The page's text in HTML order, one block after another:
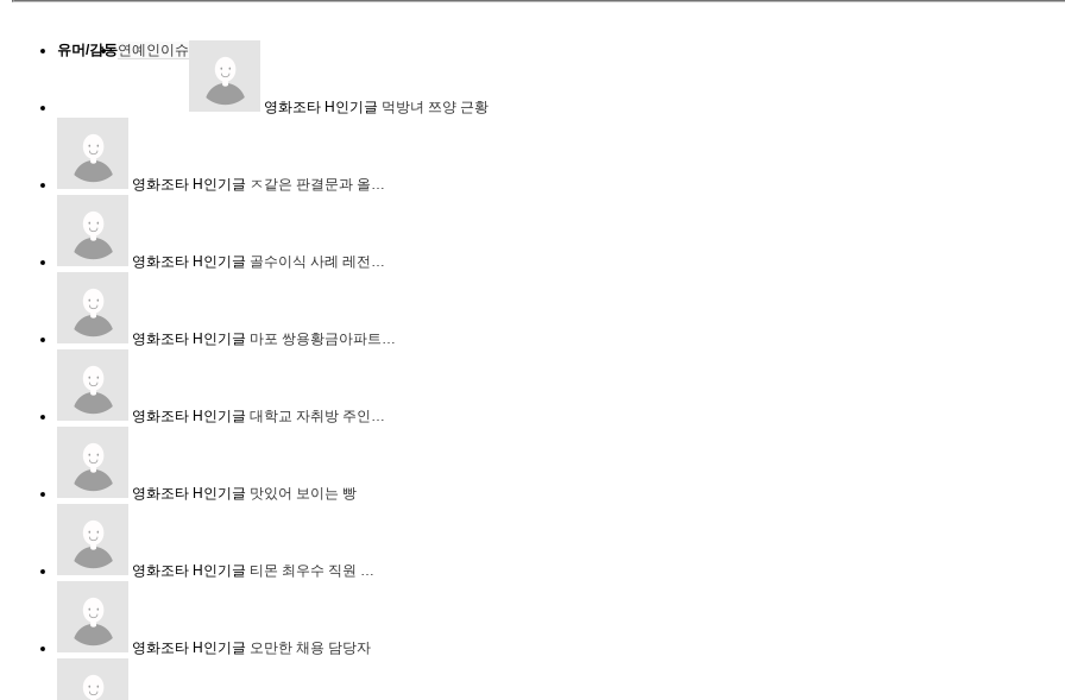
유머/감동연예인이슈
영화조타 H 인기글 먹방녀 쯔양 근황
영화조타 H 인기글 ㅈ같은 판결문과 올…
영화조타 H 인기글 골수이식 사례 레전…
영화조타 H 인기글 마포 쌍용황금아파트…
영화조타 H 인기글 대학교 자취방 주인…
영화조타 H 인기글 맛있어 보이는 빵
영화조타 H 인기글 티몬 최우수 직원 …
영화조타 H 인기글 오만한 채용 담당자